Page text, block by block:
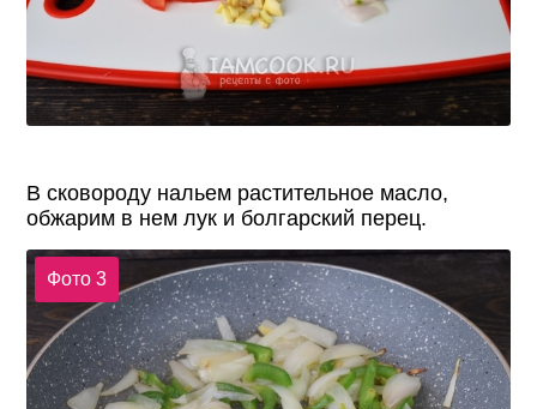
В сковороду нальем растительное масло,
обжарим в нем лук и болгарский перец.
Фото 3